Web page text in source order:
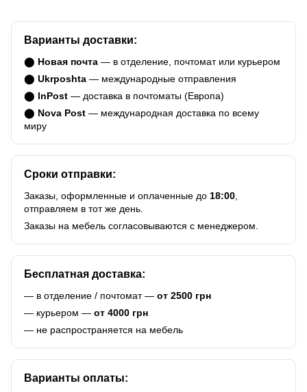
Варианты доставки:
⬤ Новая почта — в отделение, почтомат или курьером
⬤ Ukrposhta — международные отправления
⬤ InPost — доставка в почтоматы (Европа)
⬤ Nova Post — международная доставка по всему
миру
Сроки отправки:
Заказы, оформленные и оплаченные до 18:00,
отправляем в тот же день.
Заказы на мебель согласовываются с менеджером.
Бесплатная доставка:
— в отделение / почтомат — от 2500 грн
— курьером — от 4000 грн
— не распространяется на мебель
Варианты оплаты: